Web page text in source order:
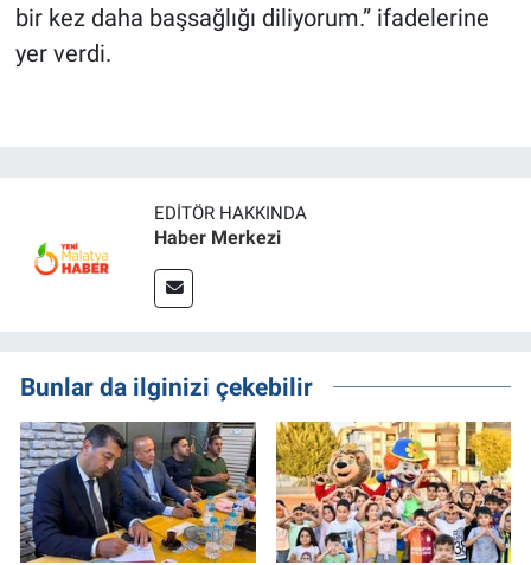
bir kez daha başsağlığı diliyorum.” ifadelerine
yer verdi.
EDITÖR HAKKINDA
Haber Merkezi
Bunlar da ilginizi çekebilir